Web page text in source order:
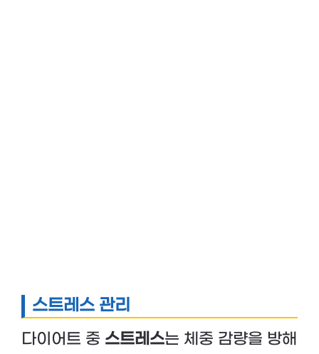
스트레스 관리
다이어트 중 스트레스는 체중 감량을 방해